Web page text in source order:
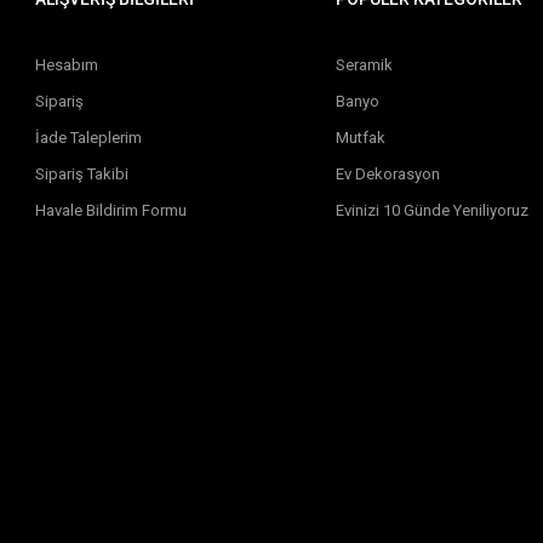
Hesabım
Sipariş
İade Taleplerim
Sipariş Takibi
Havale Bildirim Formu
Seramik
Banyo
Mutfak
Ev Dekorasyon
Evinizi 10 Günde Yeniliyoruz